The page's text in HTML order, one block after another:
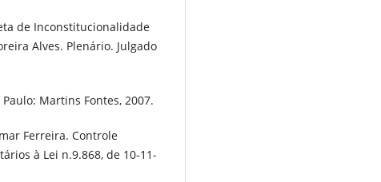
de Inconstitucionalidade
Alves. Plenário. Julgado
Martins Fontes, 2007.
Ferreira. Controle
à Lei n.9.868, de 10-11-